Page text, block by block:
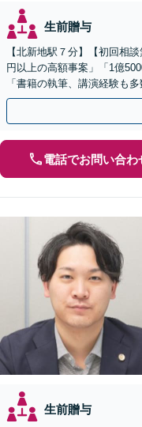
生前贈与
【北新地駅７分】【初回相
円以上の高額事案」「1億
「書籍の執筆、講演経験も
続放棄など【休日・夜間面
電話でお問い合わ
生前贈与